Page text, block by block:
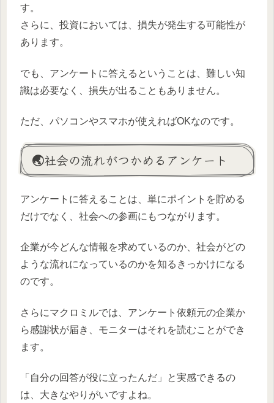
す。
さらに、投資においては、損失が発生する可能性が
あります。
でも、アンケートに答えるということは、難しい知
識は必要なく、損失が出ることもありません。
ただ、パソコンやスマホが使えればOKなのです。
🌏社会の流れがつかめるアンケート
アンケートに答えることは、単にポイントを貯める
だけでなく、社会への参画にもつながります。
企業が今どんな情報を求めているのか、社会がどの
ような流れになっているのかを知るきっかけになる
のです。
さらにマクロミルでは、アンケート依頼元の企業か
ら感謝状が届き、モニターはそれを読むことができ
ます。
「自分の回答が役に立ったんだ」と実感できるの
は、大きなやりがいですよね。